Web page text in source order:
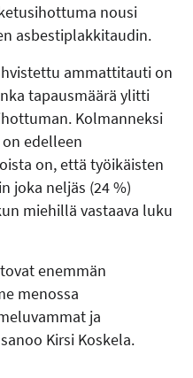
nousi
asbestiplakkitaudin.
ammattitauti on
tapausmäärä ylitti
Kolmanneksi
edelleen
on, että työikäisten
joka neljäs (24 %)
miehillä vastaava luku
enemmän
menossa
ja
Kirsi Koskela.